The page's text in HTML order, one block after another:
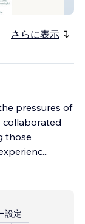
さらに表示
pressures of
collaborated
those
...
設定